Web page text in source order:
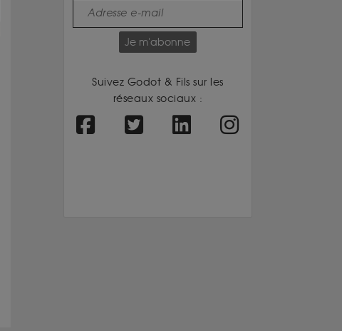
Je m'abonne
Suivez Godot & Fils sur les
réseaux sociaux :